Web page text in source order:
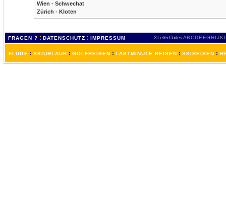
Wien - Schwechat
Zürich - Kloten
FRAGEN ? : DATENSCHUTZ : IMPRESSUM 3 Letter-Codes ABCDEFGH IJKL
FLÜGE : SKIURLAUB : GOLFREISEN : LASTMINUTE REISEN : SKIREISEN :